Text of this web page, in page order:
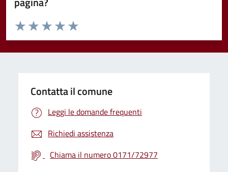
Valuta da 1 a 5 stelle la pagina
Valuta 5 stelle su 5
Valuta 4 stelle su 5
Valuta 3 stelle su 5
Valuta 2 stelle su 5
Valuta 1 stelle su 5
Contatta il comune
Leggi le domande frequenti
Richiedi assistenza
Chiama il numero 0171/72977